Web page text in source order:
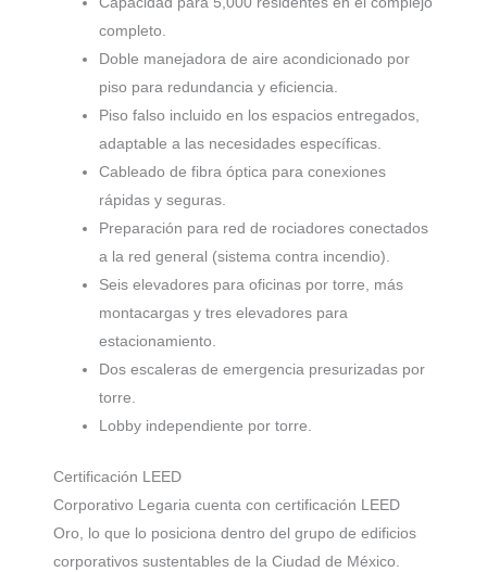
completo.
Doble manejadora de aire acondicionado por
piso para redundancia y eficiencia.
Piso falso incluido en los espacios entregados,
adaptable a las necesidades específicas.
Cableado de fibra óptica para conexiones
rápidas y seguras.
Preparación para red de rociadores conectados
a la red general (sistema contra incendio).
Seis elevadores para oficinas por torre, más
montacargas y tres elevadores para
estacionamiento.
Dos escaleras de emergencia presurizadas por
torre.
Lobby independiente por torre.
Certificación LEED
Corporativo Legaria cuenta con certificación LEED
Oro, lo que lo posiciona dentro del grupo de edificios
corporativos sustentables de la Ciudad de México.